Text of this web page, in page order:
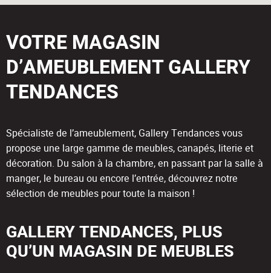
VOTRE MAGASIN
D’AMEUBLEMENT GALLERY
TENDANCES
Spécialiste de l’ameublement, Gallery Tendances vous
propose une large gamme de meubles, canapés, literie et
décoration. Du salon à la chambre, en passant par la salle à
manger, le bureau ou encore l’entrée, découvrez notre
sélection de meubles pour toute la maison !
GALLERY TENDANCES, PLUS
QU’UN MAGASIN DE MEUBLES